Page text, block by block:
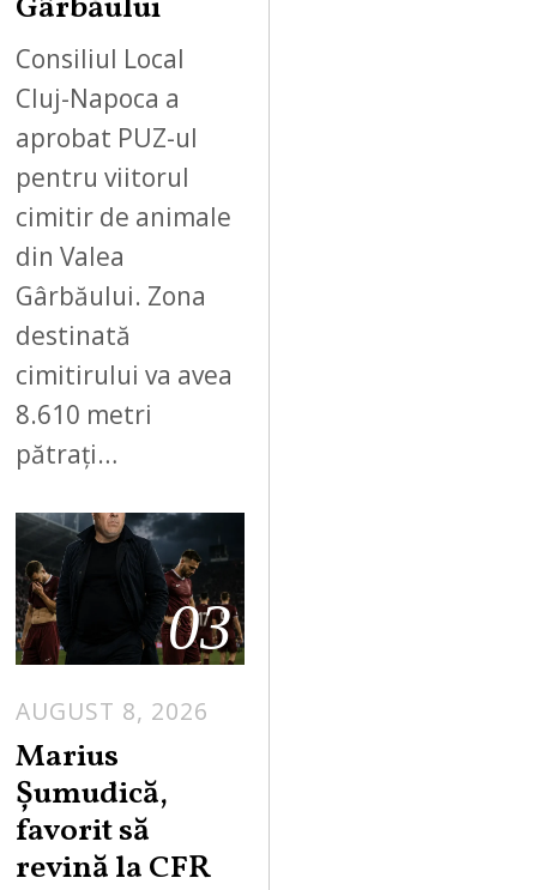
Consiliul Local
Cluj-Napoca a
aprobat PUZ-ul
pentru viitorul
cimitir de animale
din Valea
Gârbăului. Zona
destinată
cimitirului va avea
8.610 metri
pătrați…
03
AUGUST 8, 2026
Marius
Șumudică,
favorit să
revină la CFR